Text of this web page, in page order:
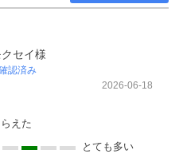
セイ様
認済み
2026-06-18
えた
とても多い